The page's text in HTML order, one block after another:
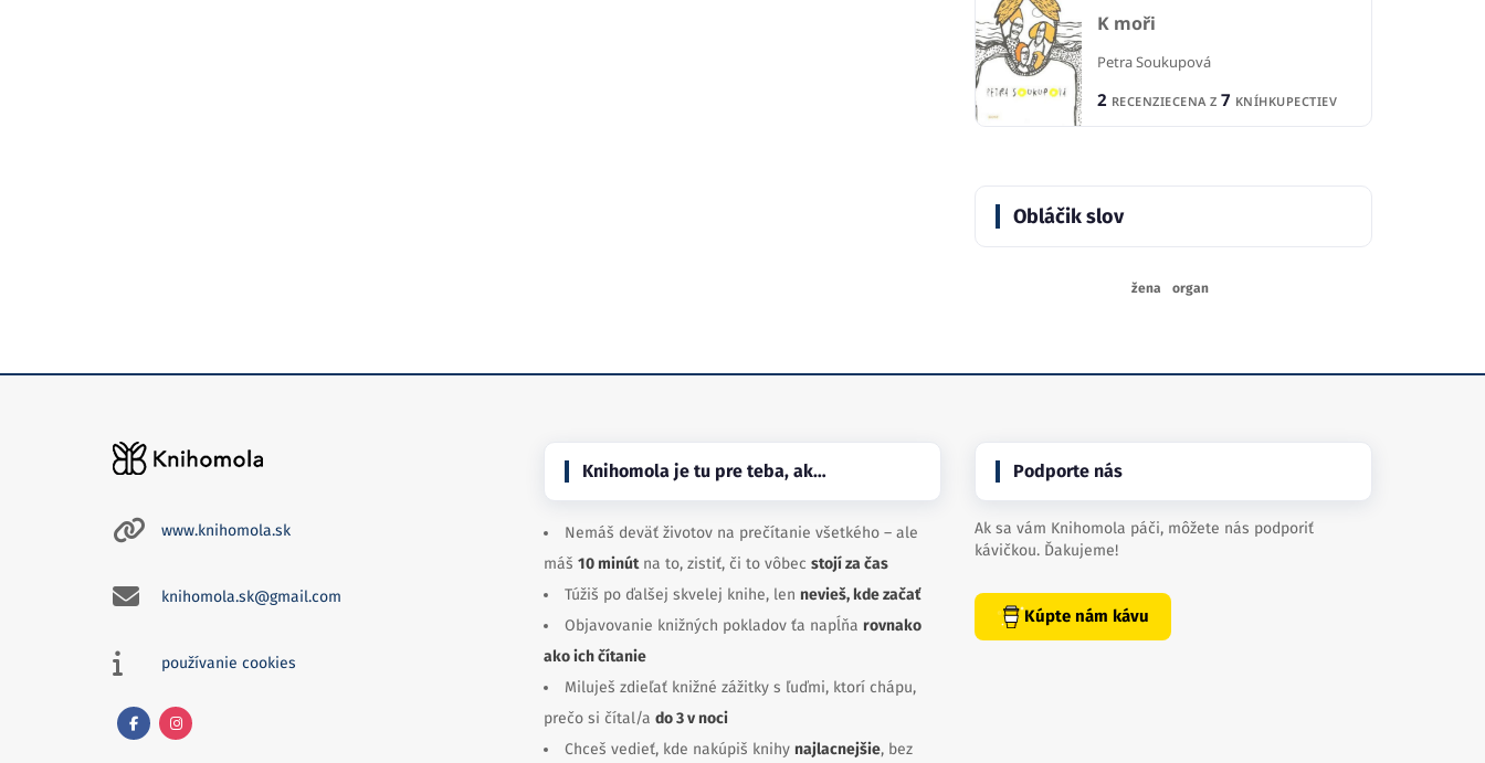
K moři
Petra Soukupová
2 RECENZIECENA Z 7 KNÍHKUPECTIEV
Obláčik slov
žena organ
www.knihomola.sk
knihomola.sk@gmail.com
používanie cookies
Knihomola je tu pre teba, ak…
Nemáš deväť životov na prečítanie všetkého – ale
máš 10 minútna to, zistiť, či to vôbec stojí za čas
Túžiš po ďalšej skvelej knihe, len nevieš, kde začať
Objavovanie knižných pokladov ťa napĺňa rovnako
ako ich čítanie
Miluješ zdieľať knižné zážitky s ľuďmi, ktorí chápu,
prečo si čítal/a do 3 v noci
Chceš vedieť, kde nakúpiš knihy najlacnejšie, bez
Podporte nás
Ak sa vám Knihomola páči, môžete nás podporiť
kávičkou. Ďakujeme!
Kúpte nám kávu